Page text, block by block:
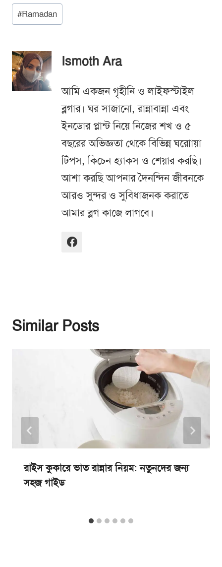
Post
Tags:
#Ramadan
Ismoth Ara
আমি একজন গৃহীনি ও লাইফস্টাইল
ব্লগার। ঘর সাজানো, রান্নাবান্না এবং
ইনডোর প্লান্ট নিয়ে নিজের শখ ও ৫
বছরের অভিজ্ঞতা থেকে বিভিন্ন ঘরোায়া
টিপস, কিচেন হ্যাকস ও শেয়ার করছি।
আশা করছি আপনার দৈনন্দিন জীবনকে
আরও সুন্দর ও সুবিধাজনক করাতে
আমার ব্লগ কাজে লাগবে।
Similar Posts
রাইস কুকারে ভাত রান্নার নিয়ম: নতুনদের জন্য
সহজ গাইড